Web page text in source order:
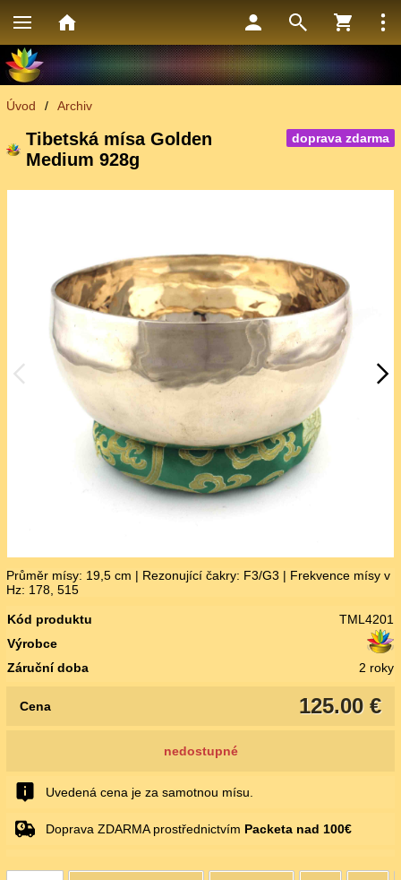
Úvod / Archiv
doprava zdarma
Tibetská mísa Golden
Medium 928g
Průměr mísy: 19,5 cm | Rezonující čakry: F3/G3 | Frekvence mísy v
Hz: 178, 515
Kód produktu
TML4201
Výrobce
Záruční doba
2 roky
125.00 €
Cena
nedostupné
Uvedená cena je za samotnou mísu.
Doprava ZDARMA prostřednictvím Packeta nad 100€